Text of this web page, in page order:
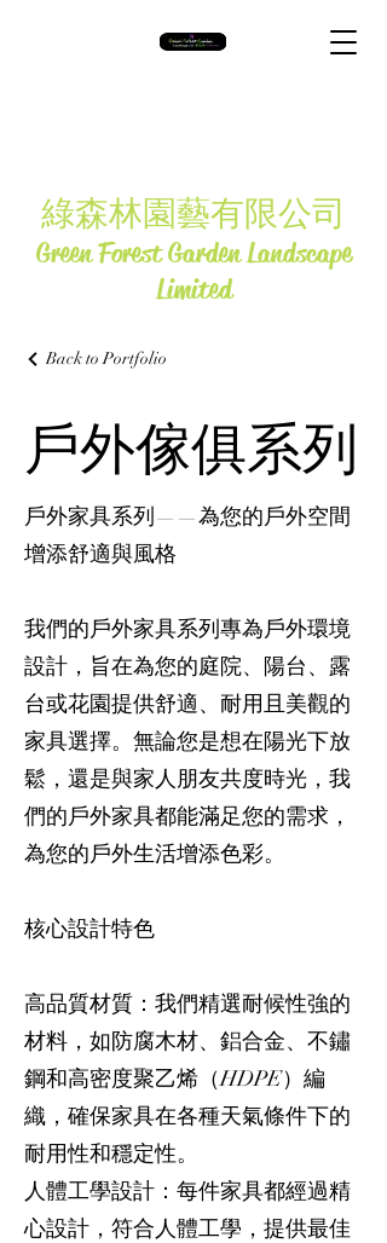
​綠森林園藝有限公司
Green Forest Garden Landscape
Limited
Back to Portfolio
戶外傢俱系列
戶外家具系列——為您的戶外空間
增添舒適與風格
我們的戶外家具系列專為戶外環境
設計，旨在為您的庭院、陽台、露
台或花園提供舒適、耐用且美觀的
家具選擇。無論您是想在陽光下放
鬆，還是與家人朋友共度時光，我
們的戶外家具都能滿足您的需求，
為您的戶外生活增添色彩。
核心設計特色
高品質材質：我們精選耐候性強的
材料，如防腐木材、鋁合金、不鏽
鋼和高密度聚乙烯（HDPE）編
織，確保家具在各種天氣條件下的
耐用性和穩定性。
人體工學設計：每件家具都經過精
心設計，符合人體工學，提供最佳